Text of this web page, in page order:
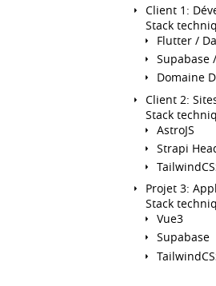
Client 1:
Stack
Flutter /
Supabase
Domaine
Client 2:
Stack
AstroJS
Strapi
Projet 3:
Stack
Vue3
Supabase